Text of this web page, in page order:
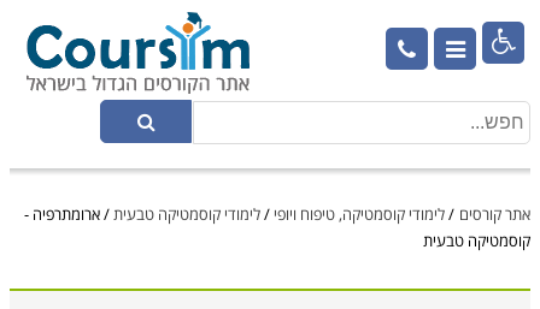

אתר קורסים /לימודי קוסמטיקה, טיפוח ויופי /לימודי קוסמטיקה טבעית/ארומתרפיה -
קוסמטיקה טבעית